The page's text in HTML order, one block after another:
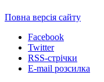
Повна версія сайту
Facebook
Twitter
RSS-стрічки
E-mail розсилка